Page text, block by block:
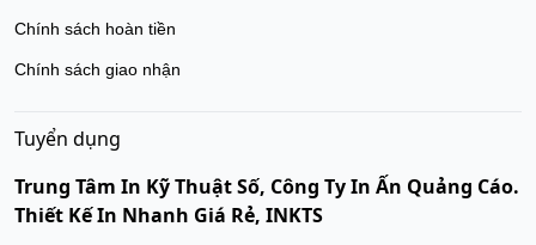
Chính sách hoàn tiền
Chính sách giao nhận
Tuyển dụng
Trung Tâm In Kỹ Thuật Số, Công Ty In Ấn Quảng Cáo.
Thiết Kế In Nhanh Giá Rẻ, INKTS